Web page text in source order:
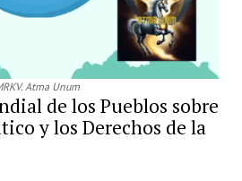
Atma Unum
de los Pueblos sobre
y los Derechos de la